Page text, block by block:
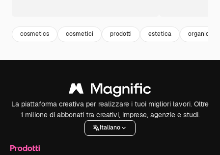
cosmetics cosmetici prodotti estetica organic
La piattaforma creativa per realizzare i tuoi migliori lavori. Oltre
1 milione di abbonati tra creativi, imprese, agenzie e studi.
Italiano
Prodotti